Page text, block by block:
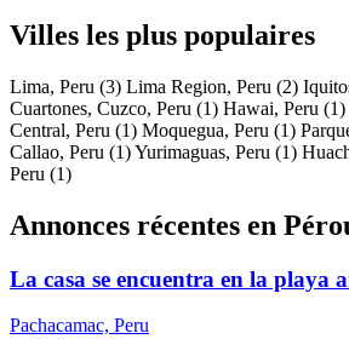
Villes les plus populaires
Lima, Peru (3) Lima Region, Peru (2)
Cuartones, Cuzco, Peru (1) Hawai, Peru (1)
Central, Peru (1) Moquegua, Peru (1)
Callao, Peru (1)Yurimaguas, Peru (1)
Peru (1)
Annonces récentes en
La casa se encuentra en la playa
Pachacamac, Peru